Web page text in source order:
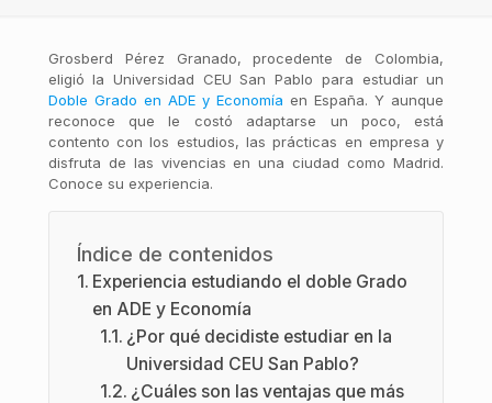
Grosberd Pérez Granado, procedente de Colombia,
eligió la Universidad CEU San Pablo para estudiar un
Doble Grado en ADE y Economía en España. Y aunque
reconoce que le costó adaptarse un poco, está
contento con los estudios, las prácticas en empresa y
disfruta de las vivencias en una ciudad como Madrid.
Conoce su experiencia.
Índice de contenidos
Experiencia estudiando el doble Grado
en ADE y Economía
¿Por qué decidiste estudiar en la
Universidad CEU San Pablo?
¿Cuáles son las ventajas que más